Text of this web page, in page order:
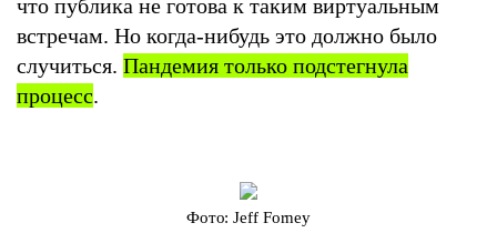
что публика не готова к таким виртуальным
встречам. Но когда-нибудь это должно было
случиться. Пандемия только подстегнула
процесс.
Фото: Jeff Forney